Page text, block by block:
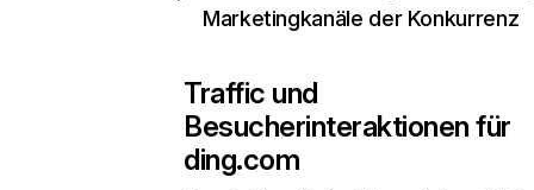
Marketingkanäle der Konkurrenz
Traffic und
Besucherinteraktionen für
ding.com